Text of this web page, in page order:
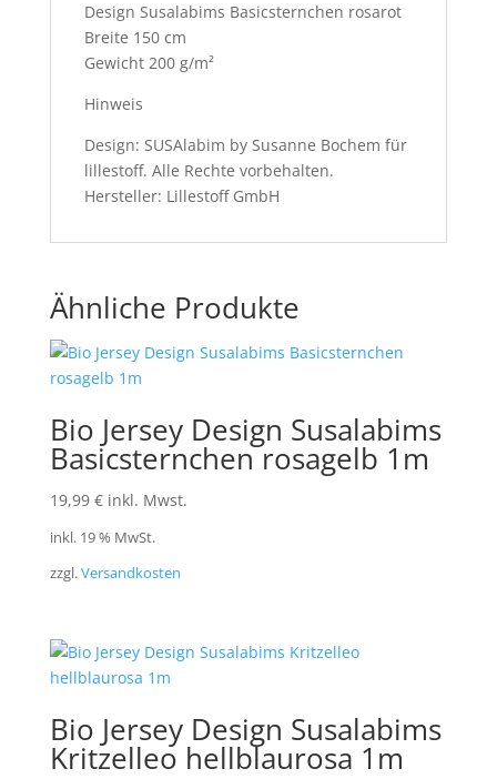
Design Susalabims Basicsternchen rosarot
Breite 150 cm
Gewicht 200 g/m²
Hinweis
Design: SUSAlabim by Susanne Bochem für
lillestoff. Alle Rechte vorbehalten.
Hersteller: Lillestoff GmbH
Ähnliche Produkte
Bio Jersey Design Susalabims
Basicsternchen rosagelb 1m
19,99 € inkl. Mwst.
inkl. 19 % MwSt.
zzgl.Versandkosten
Bio Jersey Design Susalabims
Kritzelleo hellblaurosa 1m